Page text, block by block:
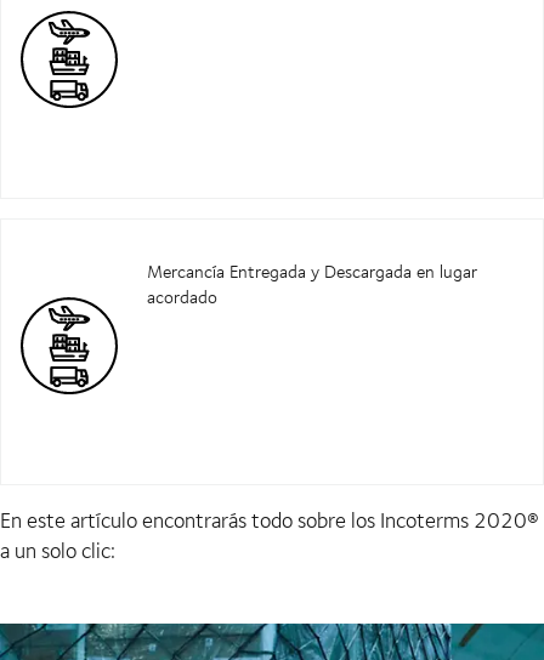
Mercancía Entregada y Descargada en lugar
acordado
En este artículo encontrarás todo sobre los Incoterms 2020®
a un solo clic: